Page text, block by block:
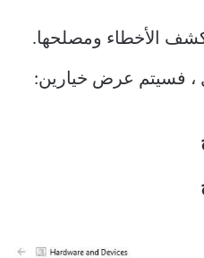
الأخطاء ومصلحها.
فسيتم عرض خيارين: